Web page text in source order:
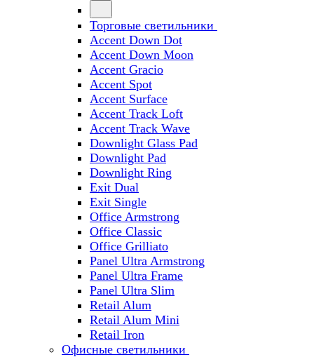
Торговые светильники
Accent Down Dot
Accent Down Moon
Accent Gracio
Accent Spot
Accent Surface
Accent Track Loft
Accent Track Wave
Downlight Glass Pad
Downlight Pad
Downlight Ring
Exit Dual
Exit Single
Office Armstrong
Office Classic
Office Grilliato
Panel Ultra Armstrong
Panel Ultra Frame
Panel Ultra Slim
Retail Alum
Retail Alum Mini
Retail Iron
Офисные светильники